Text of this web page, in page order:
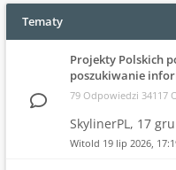
Tematy
Projekty Polskich
poszukiwanie
79 Odpowiedzi 34117
SkylinerPL, 17
Witold 19 lip 2026,